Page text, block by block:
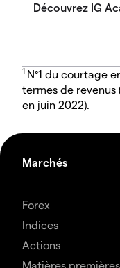
1 N°1 du courtage
termes de
en juin 2022).
Marchés
Forex
Indices
Actions
Matières premières